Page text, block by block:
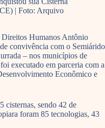
| Foto: Arquivo
Direitos Humanos Antônio
convivência com o Semiárido
– nos municípios de
executado em parceria com a
Econômico e
cisternas, sendo 42 de
foram 85 tecnologias, 43